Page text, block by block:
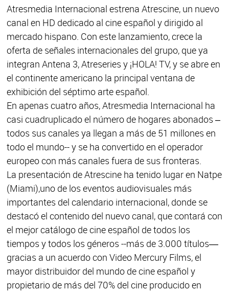
Atresmedia Internacional estrena Atrescine, un nuevo
canal en HD dedicado al cine español y dirigido al
mercado hispano. Con este lanzamiento, crece la
oferta de señales internacionales del grupo, que ya
integran Antena 3, Atreseries y ¡HOLA! TV, y se abre en
el continente americano la principal ventana de
exhibición del séptimo arte español.
En apenas cuatro años, Atresmedia Internacional ha
casi cuadruplicado el número de hogares abonados –
todos sus canales ya llegan a más de 51 millones en
todo el mundo-- y se ha convertido en el operador
europeo con más canales fuera de sus fronteras.
La presentación de Atrescine ha tenido lugar en Natpe
(Miami),uno de los eventos audiovisuales más
importantes del calendario internacional, donde se
destacó el contenido del nuevo canal, que contará con
el mejor catálogo de cine español de todos los
tiempos y todos los géneros --más de 3.000 títulos—
gracias a un acuerdo con Video Mercury Films, el
mayor distribuidor del mundo de cine español y
propietario de más del 70% del cine producido en